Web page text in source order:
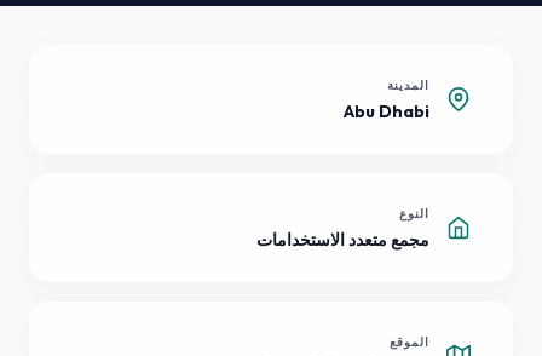
المدينة
Abu Dhabi
النوع
مجمع متعدد الاستخدامات
الموقع